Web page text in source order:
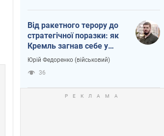
Від ракетного терору до
стратегічної поразки: як
Кремль загнав себе у
пастку
Юрій Федоренко (військовий)
36